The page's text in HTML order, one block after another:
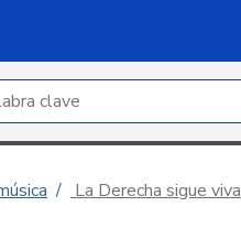
por palabra clave
La Derecha sigue viva